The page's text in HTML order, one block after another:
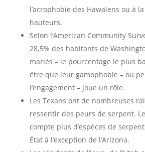
l’acrophobie des Hawaïens ou à
hauteurs.
Selon l’American Community
28,5% des habitants de
mariés – le pourcentage le plus
être que leur gamophobie – ou
l’engagement – joue un rôle.
Les Texans ont de nombreuses
ressentir des peurs de serpent.
compte plus d’espèces de
État à l’exception de l’Arizona.